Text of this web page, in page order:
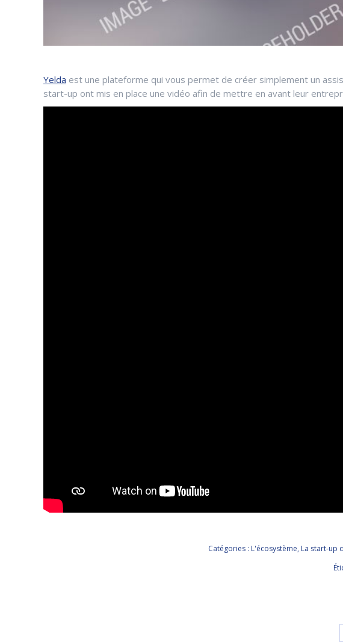
Yelda est une plateforme qui vous permet de créer simplement un
start-up ont mis en place une vidéo afin de mettre en avant leur
Catégories : L'écosystème, La start-up